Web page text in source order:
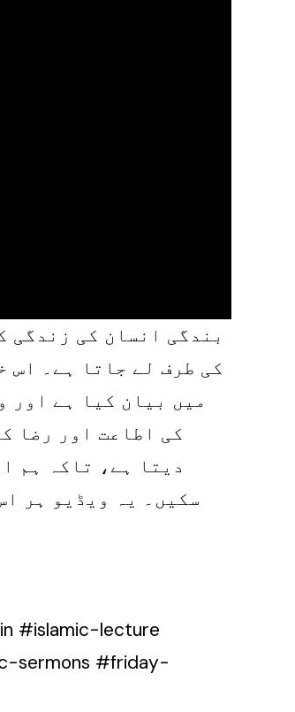
بندگی انسان کی زندگی
کی طرف لے جاتا ہے۔ اس
میں بیان کیا ہے اور
کی اطاعت اور رضا
دیتا ہے، تاکہ ہم
سکیں۔ یہ ویڈیو ہر
#islamic-lecture
sermons #friday-